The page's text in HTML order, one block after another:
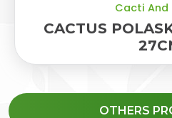
Cacti And
CACTUS
OTHERS